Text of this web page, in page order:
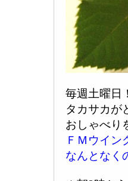
毎週土曜日！
タカサカが
おしゃべり
ＦＭウイ
なんとなく